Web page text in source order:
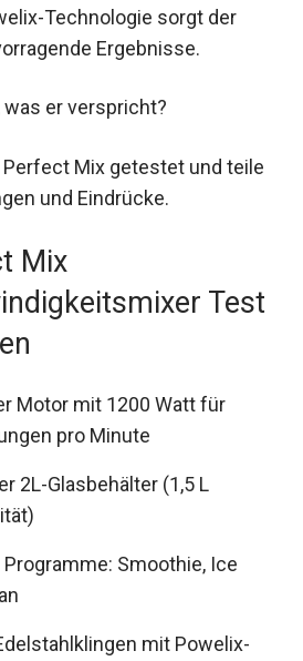
Technologie sorgt der
Ergebnisse.
was er verspricht?
Perfect Mix getestet und teile
und Eindrücke.
Mix
Test
Motor mit 1200 Watt für
pro Minute
2L-Glasbehälter (1,5 L
Smoothie, Ice
mit Powelix-